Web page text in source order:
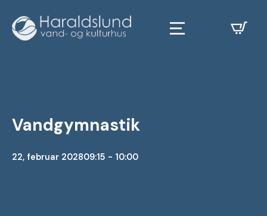
Vandgymnastik
22, februar 202809:15 - 10:00